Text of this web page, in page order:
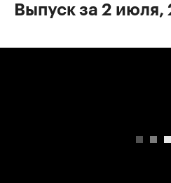
Выпуск за 2 июля,